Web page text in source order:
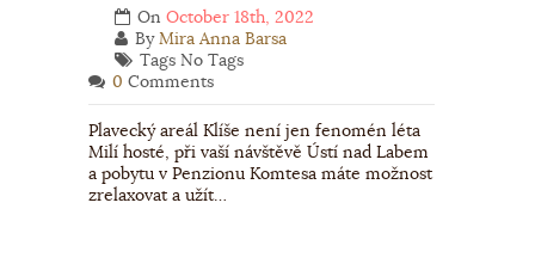
On October 18th, 2022
ByMira Anna Barsa
Tags No Tags
0 Comments
Plavecký areál Klíše není jen fenomén léta
Milí hosté, při vaší návštěvě Ústí nad Labem
a pobytu v Penzionu Komtesa máte možnost
zrelaxovat a užít…